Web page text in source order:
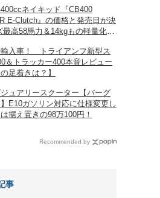
400ccネイキッド『CB400
E-Clutch』の価格と発売日が決
高58馬力＆14kgもの軽量化!?
車ニュース】
入車！ トライアンフ新型ス
＆トラッカー400本音レビュー
足着きは？】
ュアリースクーター【バーグ
E10ガソリン対応に仕様変更し
据え置きの98万100円！
Recommended by
事